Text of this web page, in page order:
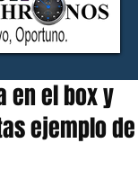
en el box y
ejemplo de